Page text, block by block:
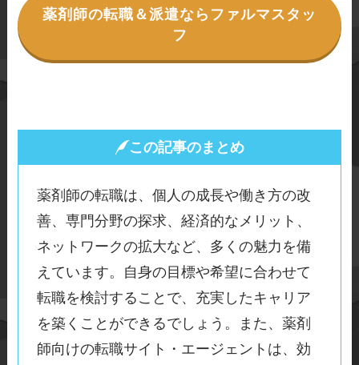
転職活動中に同時に複数の求人に
応募する「多重応募」は、採用担
信用を損なう可能性があります。
真剣に興味を持った求人に絞り、
一つずつ丁寧に進めることが重要
です。
◆求人条件への過度な妥協
自身の希望やキャリア目標に合わ
ない求人に対して過度に妥協する
ことは避けましょう。将来的なキ
薬剤師の転職＆派遣ならファルマスタッ
フ
この記事のまとめ
薬剤師の転職は、個人の成長や働き方の改
善、専門分野の探求、経済的なメリット、
ネットワークの拡大など、多くの魅力を備
えています。自身の目標や希望に合わせて
転職を検討することで、充実したキャリア
を築くことができるでしょう。また、薬剤
師向けの転職サイト・エージェントは、効